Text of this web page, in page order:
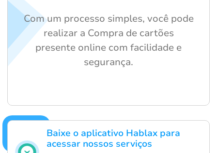
Baixe o aplicativo Hablax para
acessar nossos serviços
Com um processo simples, você pode
realizar a Compra de cartões
presente online com facilidade e
segurança.